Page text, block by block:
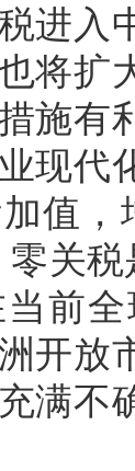
进入
将扩
施有
现代
值
关
当前
开放
满不